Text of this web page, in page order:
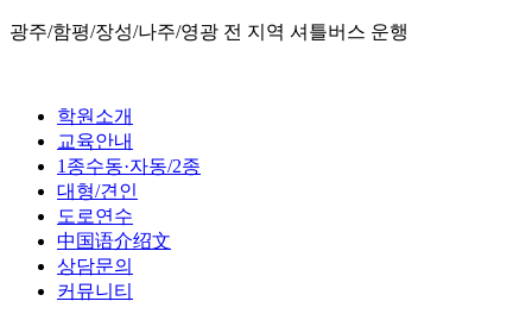
광주/함평/장성/나주/영광 전 지역 셔틀버스 운행
학원소개
교육안내
1종수동·자동/2종
대형/견인
도로연수
中国语介绍文
상담문의
커뮤니티